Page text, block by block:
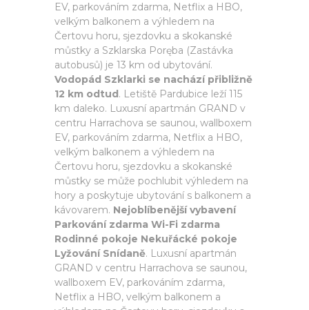
EV, parkováním zdarma, Netflix a HBO,
velkým balkonem a výhledem na
Čertovu horu, sjezdovku a skokanské
můstky a Szklarska Poręba (Zastávka
autobusů) je 13 km od ubytování.
Vodopád Szklarki se nachází přibližně
12 km odtud. Letiště Pardubice leží 115
km daleko. Luxusní apartmán GRAND v
centru Harrachova se saunou, wallboxem
EV, parkováním zdarma, Netflix a HBO,
velkým balkonem a výhledem na
Čertovu horu, sjezdovku a skokanské
můstky se může pochlubit výhledem na
hory a poskytuje ubytování s balkonem a
kávovarem. Nejoblíbenější vybavení
Parkování zdarma Wi-Fi zdarma
Rodinné pokoje Nekuřácké pokoje
Lyžování Snídaně. Luxusní apartmán
GRAND v centru Harrachova se saunou,
wallboxem EV, parkováním zdarma,
Netflix a HBO, velkým balkonem a